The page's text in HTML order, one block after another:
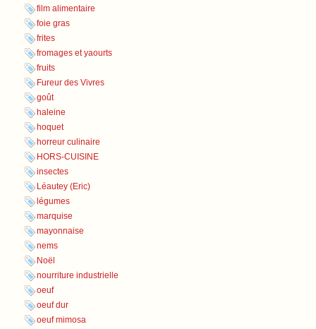
film alimentaire
foie gras
frites
fromages et yaourts
fruits
Fureur des Vivres
goût
haleine
hoquet
horreur culinaire
HORS-CUISINE
insectes
Léautey (Eric)
légumes
marquise
mayonnaise
nems
Noël
nourriture industrielle
oeuf
oeuf dur
oeuf mimosa